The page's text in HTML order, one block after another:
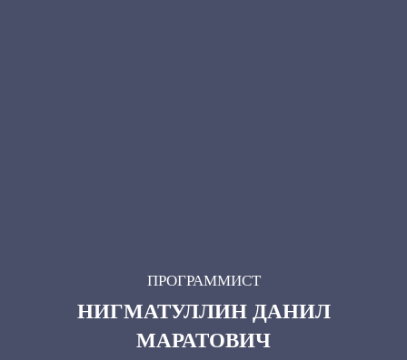
ПРОГРАММИСТ
НИГМАТУЛЛИН ДАНИЛ
МАРАТОВИЧ